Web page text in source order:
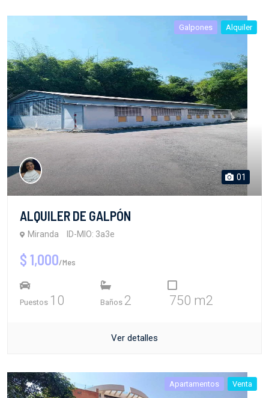
Galpones Alquiler
01
ALQUILER DE GALPÓN
Miranda ID-MIO: 3a3e
$ 1,000/Mes
Puestos 10 Baños 2 750 m2
Ver detalles
Apartamentos Venta